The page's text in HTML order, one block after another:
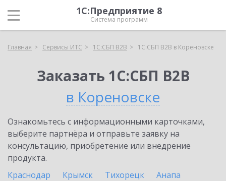
1С:Предприятие 8
Система программ
Главная Сервисы ИТС 1С:СБП B2B 1С:СБП B2B в Кореновске
Заказать 1С:СБП B2B
в Кореновске
Ознакомьтесь с информационными карточками,
выберите партнёра и отправьте заявку на
консультацию, приобретение или внедрение
продукта.
Краснодар
Крымск Тихорецк
Анапа